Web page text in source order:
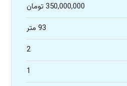
350,000,000 تومان
93 متر
2
1